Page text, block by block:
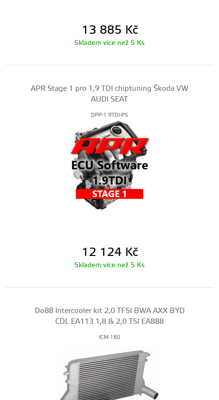
13 885 Kč
Skladem více než 5 Ks
APR Stage 1 pro 1,9 TDI chiptuning Škoda VW
AUDI SEAT
DPP-1.9TDI-PS
12 124 Kč
Skladem více než 5 Ks
Do88 Intercooler kit 2,0 TFSI BWA AXX BYD
CDL EA113 1,8 & 2,0 TSI EA888
ICM-180